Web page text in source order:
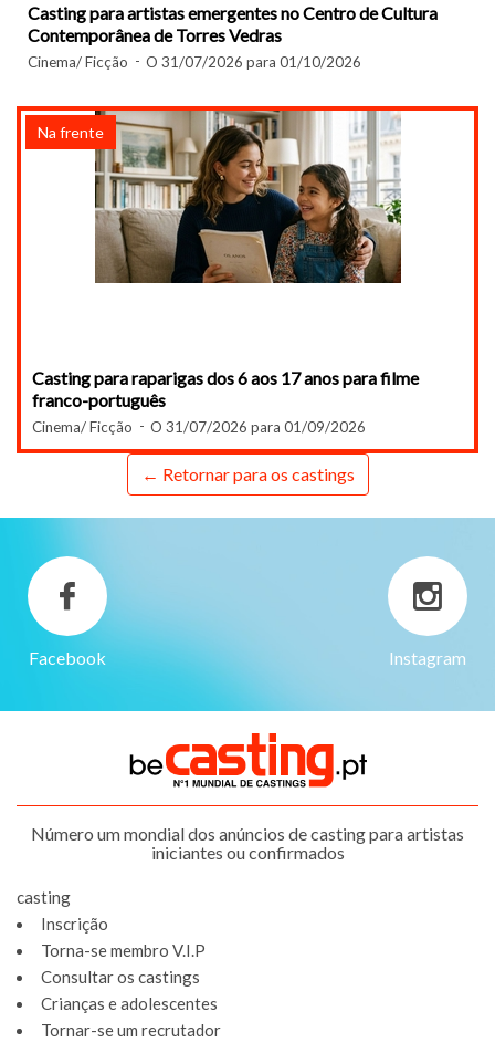
Casting para artistas emergentes no Centro de Cultura
Contemporânea de Torres Vedras
Cinema/ Ficção O 31/07/2026 para 01/10/2026
Na frente
Casting para raparigas dos 6 aos 17 anos para filme
franco-português
Cinema/ Ficção O 31/07/2026 para 01/09/2026
← Retornar para os castings
Facebook Instagram
Número um mondial dos anúncios de casting para artistas
iniciantes ou confirmados
casting
Inscrição
Torna-se membro V.I.P
Consultar os castings
Crianças e adolescentes
Tornar-se um recrutador